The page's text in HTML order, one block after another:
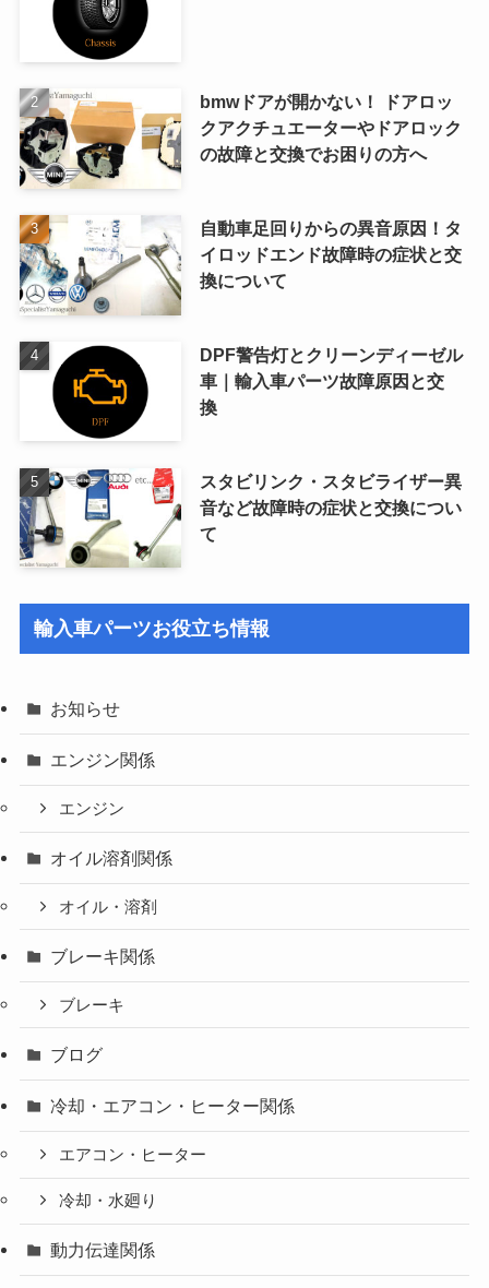
bmwドアが開かない！ ドアロッ
クアクチュエーターやドアロック
の故障と交換でお困りの方へ
自動車足回りからの異音原因！タ
イロッドエンド故障時の症状と交
換について
DPF警告灯とクリーンディーゼル
車｜輸入車パーツ故障原因と交
換
スタビリンク・スタビライザー異
音など故障時の症状と交換につい
て
輸入車パーツお役立ち情報
お知らせ
エンジン関係
エンジン
オイル溶剤関係
オイル・溶剤
ブレーキ関係
ブレーキ
ブログ
冷却・エアコン・ヒーター関係
エアコン・ヒーター
冷却・水廻り
動力伝達関係